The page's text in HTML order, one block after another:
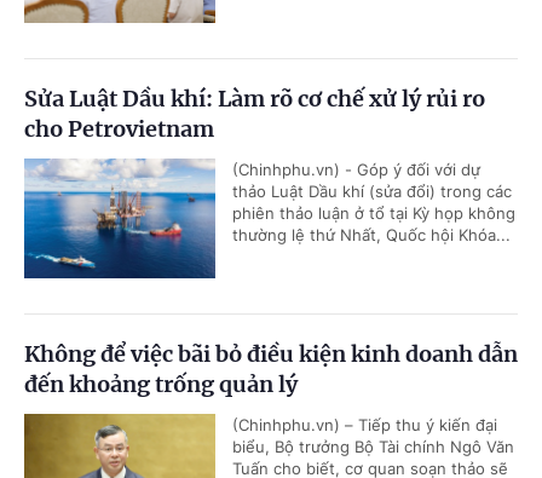
Sửa Luật Dầu khí: Làm rõ cơ chế xử lý rủi ro
cho Petrovietnam
(Chinhphu.vn) - Góp ý đối với dự
thảo Luật Dầu khí (sửa đổi) trong các
phiên thảo luận ở tổ tại Kỳ họp không
thường lệ thứ Nhất, Quốc hội Khóa...
Không để việc bãi bỏ điều kiện kinh doanh dẫn
đến khoảng trống quản lý
(Chinhphu.vn) – Tiếp thu ý kiến đại
biểu, Bộ trưởng Bộ Tài chính Ngô Văn
Tuấn cho biết, cơ quan soạn thảo sẽ